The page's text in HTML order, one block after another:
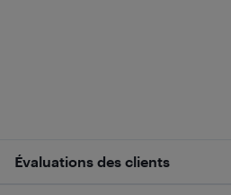
Évaluations des clients